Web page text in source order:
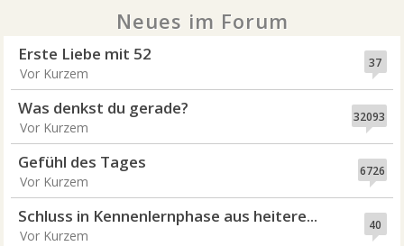
Neues im Forum
37
Erste Liebe mit 52
Vor Kurzem
32093
Was denkst du gerade?
Vor Kurzem
6726
Gefühl des Tages
Vor Kurzem
40
Schluss in Kennenlernphase aus heitere...
Vor Kurzem